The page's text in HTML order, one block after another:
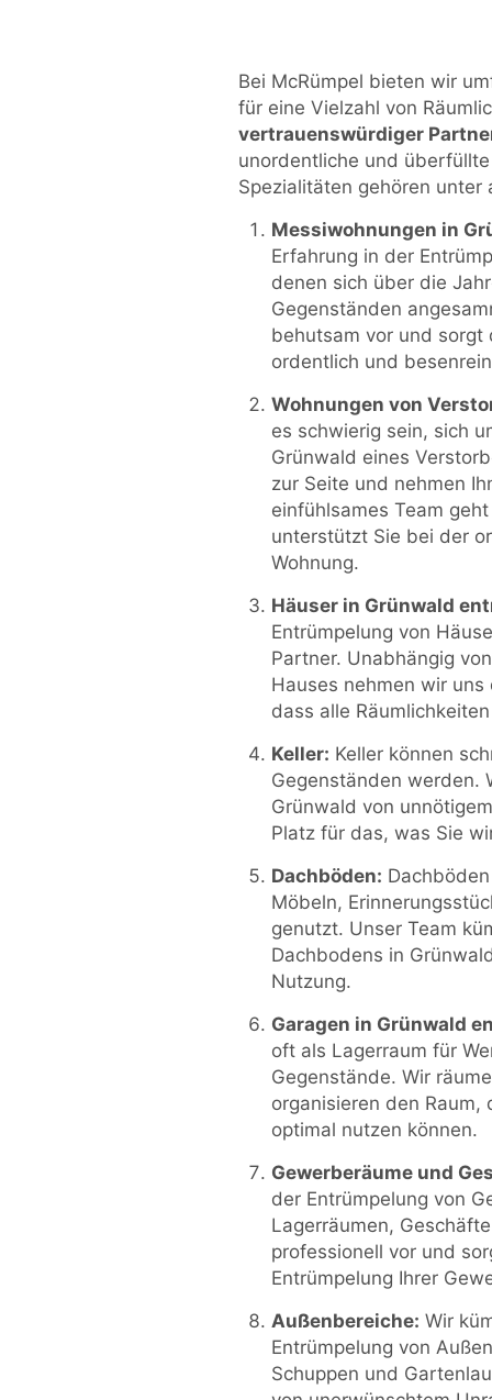
Bei McRümpel bieten wir
für eine Vielzahl von
vertrauenswürdiger
unordentliche und
Spezialitäten gehören unter
Messiwohnungen in
Erfahrung in der
denen sich über die
Gegenständen
behutsam vor und sorgt
ordentlich und
Wohnungen von
es schwierig sein, sich
Grünwald eines
zur Seite und nehmen
einfühlsames Team
unterstützt Sie bei der
Wohnung.
Häuser in Grünwald
Entrümpelung von
Partner. Unabhängig
Hauses nehmen wir
dass alle
Keller: Keller können
Gegenständen werden.
Grünwald von
Platz für das, was Sie
Dachböden:
Möbeln,
genutzt. Unser Team
Dachbodens in
Nutzung.
Garagen in Grünwald
oft als Lagerraum für
Gegenstände. Wir
organisieren den
optimal nutzen können.
Gewerberäume und
der Entrümpelung von
Lagerräumen,
professionell vor und
Entrümpelung Ihrer
Außenbereiche: Wir
Entrümpelung von
Schuppen und